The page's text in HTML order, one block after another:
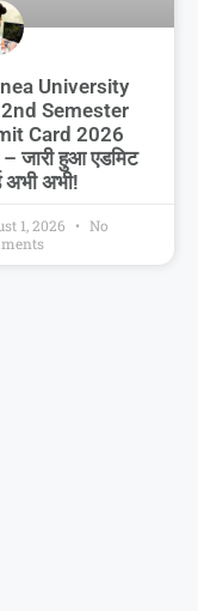
University
2nd Semester
Card 2026
जारी हुआ एडमिट
अभी अभी!
1, 2026
No